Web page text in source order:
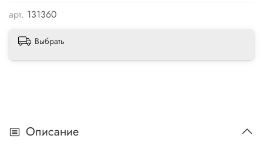
арт. 131360
Выбрать
Описание